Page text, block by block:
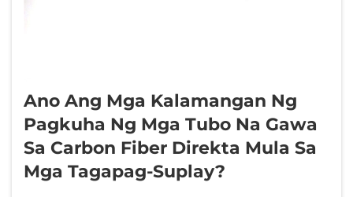
Ano Ang Mga Kalamangan Ng
Pagkuha Ng Mga Tubo Na Gawa
Sa Carbon Fiber Direkta Mula Sa
Mga Tagapag-Suplay?